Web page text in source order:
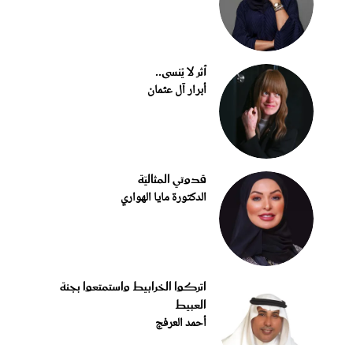
أثر لا يُنسى..
أبرار آل عثمان
قدوتي المثاليّة
الدكتورة مايا الهواري
اتركوا الخرابيط واستمتعوا بجنة
العبيط
أحمد العرفج